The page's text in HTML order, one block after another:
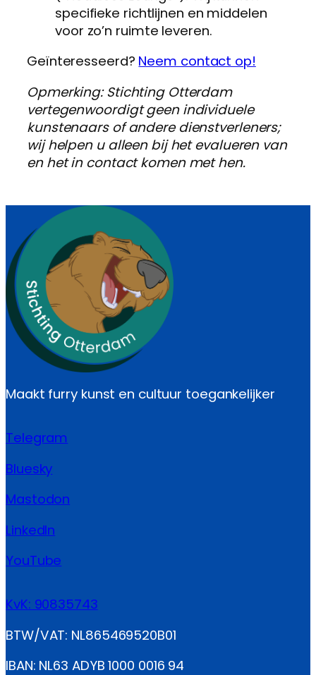
specifieke richtlijnen en middelen
voor zo’n ruimte leveren.
Geïnteresseerd? Neem contact op!
Opmerking: Stichting Otterdam
vertegenwoordigt geen individuele
kunstenaars of andere dienstverleners;
wij helpen u alleen bij het evalueren van
en het in contact komen met hen.
Maakt furry kunst en cultuur toegankelijker
Telegram
Bluesky
Mastodon
LinkedIn
YouTube
KvK: 90835743
BTW/VAT: NL865469520B01
IBAN: NL63 ADYB 1000 0016 94